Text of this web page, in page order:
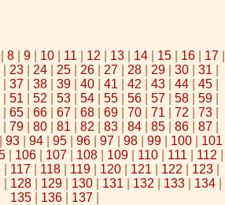
8| 9| 10| 11 12 13| 14| 15| 16| 17
23| 24| 25| 26| 27 28| 29| 30| 31
| 37 38| 39| 40| 41 42 43| 44| 45|
| 51 52 53| 54| 55| 56| 57 58| 59|
| 65| 66| 67 68| 69| 70| 71 72 73|
| 79| 80| 81 82 83| 84| 85| 86| 87
93| 94| 95| 96| 97 98| 99| 100| 101
106 107 108 109 110 111 112
| 117 118| 119| 120| 121 122 123|
128 129 130 131 132 133 134
135
136 137